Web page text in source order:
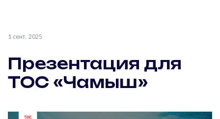
1 сент. 2025
Презентация для
ТОС «Чамыш»